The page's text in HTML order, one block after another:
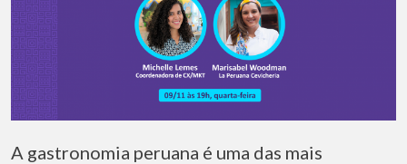
A gastronomia peruana é uma das mais